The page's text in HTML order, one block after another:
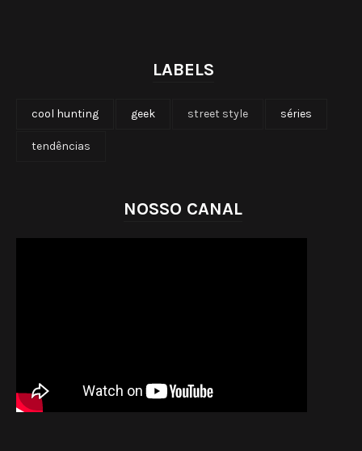
LABELS
cool hunting geek street style séries
tendências
NOSSO CANAL